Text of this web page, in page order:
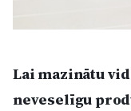
Lai mazinātu
neveselīgu